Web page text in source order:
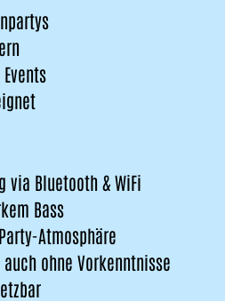
via Bluetooth & WiFi
Bass
Atmosphäre
ohne Vorkenntnisse